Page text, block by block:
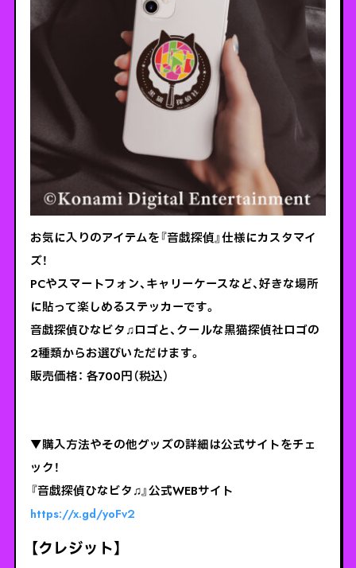
お気に入りのアイテムを『音戯探偵』仕様にカスタマイ
ズ！
PCやスマートフォン、キャリーケースなど、好きな場所
に貼って楽しめるステッカーです。
音戯探偵ひなビタ♫ロゴと、クールな黒猫探偵社ロゴの
2種類からお選びいただけます。
販売価格： 各700円（税込）
▼購入方法やその他グッズの詳細は公式サイトをチェ
ック！
『音戯探偵ひなビタ♫』公式WEBサイト
https://x.gd/yoFv2
【クレジット】